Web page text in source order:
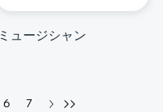
ミュージシャン
6 7